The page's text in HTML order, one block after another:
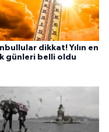
dikkat! Yılın en
günleri belli oldu